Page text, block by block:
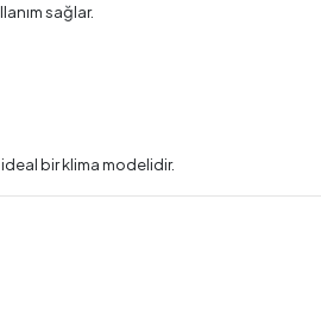
sağlar.
bir klima modelidir.